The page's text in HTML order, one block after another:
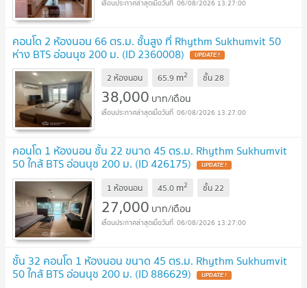
06/08/2026 13:27:00
คอนโด 2 ห้องนอน 66 ตร.ม. ชั้นสูง ที่ Rhythm Sukhumvit 50
ห่าง BTS อ่อนนุช 200 ม. (ID 2360008) UPDATE !
2 ห้องนอน 65.9 m2 ชั้น28
38,000 บาท/เดือน
06/08/2026 13:27:00
คอนโด 1 ห้องนอน ชั้น 22 ขนาด 45 ตร.ม. Rhythm Sukhumvit
50 ใกล้ BTS อ่อนนุช 200 ม. (ID 426175) UPDATE !
1 ห้องนอน 45.0 m2 ชั้น22
27,000 บาท/เดือน
06/08/2026 13:27:00
ชั้น 32 คอนโด 1 ห้องนอน ขนาด 45 ตร.ม. Rhythm Sukhumvit
50 ใกล้ BTS อ่อนนุช 200 ม. (ID 886629) UPDATE !